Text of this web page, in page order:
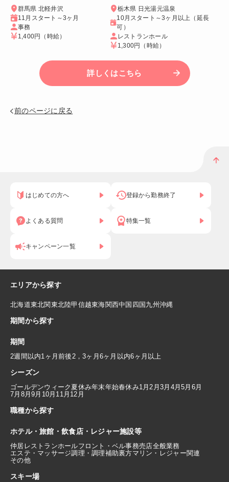
群馬県 北軽井沢
11月スタート～3ヶ月
事務
1,400円 （時給）
栃木県 日光湯元温泉
10月スタート～3ヶ月以上（延長
可）
レストランホール
1,300円 （時給）
詳しくはこちら
前のページに戻る
はじめての方へ 登録から勤務終了
よくある質問 特集一覧
キャンペーン一覧
エリアから探す
北海道東北関東北陸甲信越東海関西中国 四国九州沖縄
期間から探す
期間
2週間以内1ヶ月前後 2，3ヶ月 6ヶ月以内6ヶ月以上
シーズン
ゴールデンウィーク 夏休み年末年始春休み1月 2月3月 4月5月 6月
7月 8月9月 10月 11月 12月
職種から探す
ホテル・旅館・飲食店・レジャー施設等
仲居 レストランホールフロント・ベル事務売店全般業務
エステ・マッサージ調理・調理補助裏方マリン・レジャー関連
その他
スキー場